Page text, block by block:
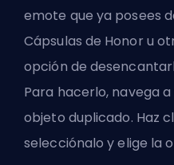
emote que ya posees
Cápsulas de Honor u
opción de
Para hacerlo, navega
objeto duplicado. Haz
selecciónalo y elige la